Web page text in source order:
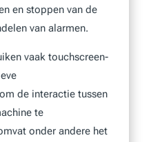
en stoppen van de
van alarmen.
vaak touchscreen-
de interactie tussen
te
onder andere het